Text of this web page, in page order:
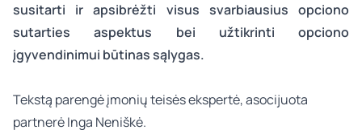
susitarti ir apsibrėžti visus svarbiausius opciono
sutarties aspektus bei užtikrinti opciono
įgyvendinimui būtinas sąlygas.
Tekstą parengėįmonių teisėsekspertė, asocijuota
partnerėInga Neniškė.